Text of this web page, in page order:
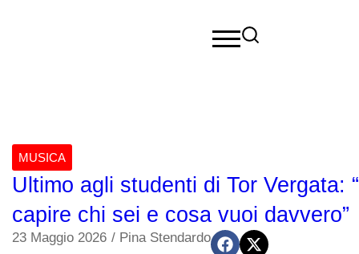
MUSICA
Ultimo agli studenti di Tor Vergata:
capire chi sei e cosa vuoi davvero”
23 Maggio 2026 / Pina Stendardo